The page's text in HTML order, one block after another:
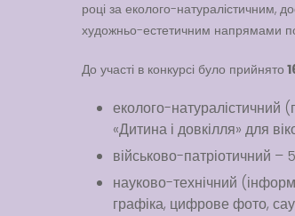
році за еколого-натуралістичним,
художньо-естетичним напрямами
До участі в конкурсі було прийнято
еколого-натуралістичний
«Дитина і довкілля» для
військово-патріотичний –
науково-технічний
графіка, цифрове фото,